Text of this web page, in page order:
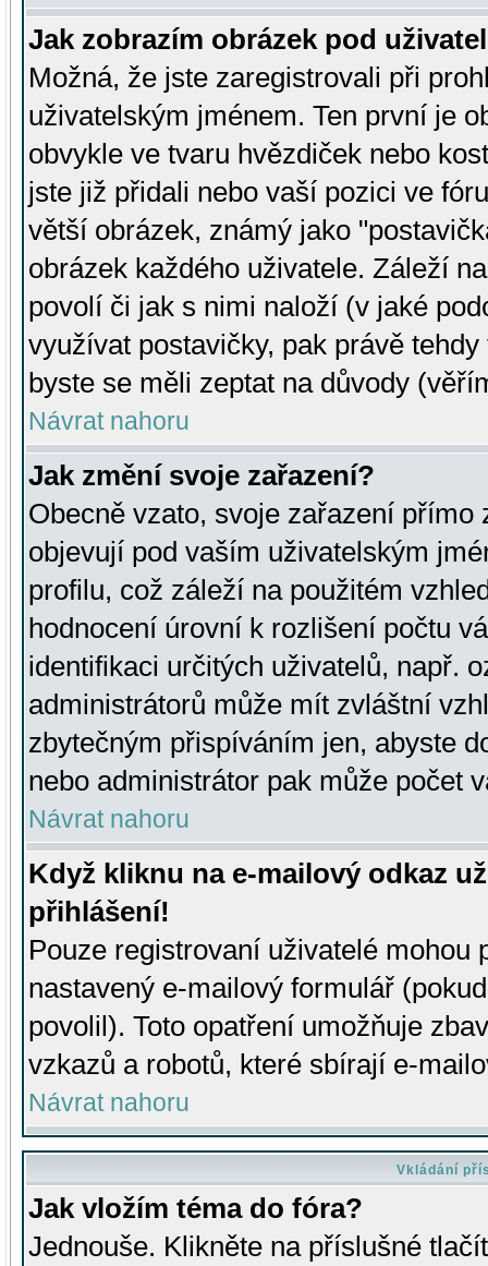
Jak zobrazím obrázek pod
Možná, že jste zaregistrovali při
uživatelským jménem. Ten první je
obvykle ve tvaru hvězdiček nebo
jste již přidali nebo vaší pozici ve
větší obrázek, známý jako
obrázek každého uživatele. Záleží
povolí či jak s nimi naloží (v jaké
využívat postavičky, pak právě
byste se měli zeptat na důvody
Návrat nahoru
Jak změní svoje zařazení?
Obecně vzato, svoje zařazení přímo
objevují pod vaším uživatelským
profilu, což záleží na použitém
hodnocení úrovní k rozlišení počtu
identifikaci určitých uživatelů, např.
administrátorů může mít zvláštní
zbytečným přispíváním jen, abyste
nebo administrátor pak může počet
Návrat nahoru
Když kliknu na e-mailový odkaz
přihlášení!
Pouze registrovaní uživatelé mohou
nastavený e-mailový formulář
povolil). Toto opatření umožňuje
vzkazů a robotů, které sbírají e-
Návrat nahoru
Vkládání
Jak vložím téma do fóra?
Jednouše. Klikněte na příslušné